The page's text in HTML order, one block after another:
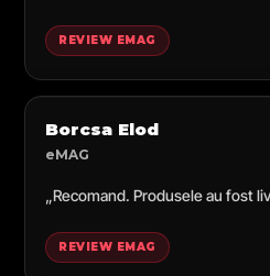
REVIEW EMAG
Borcsa Elod
eMAG
„Recomand. Produsele au fost
REVIEW EMAG